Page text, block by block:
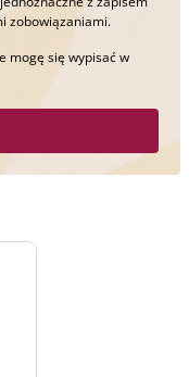
zobowiązaniami.
mogę się wypisać w